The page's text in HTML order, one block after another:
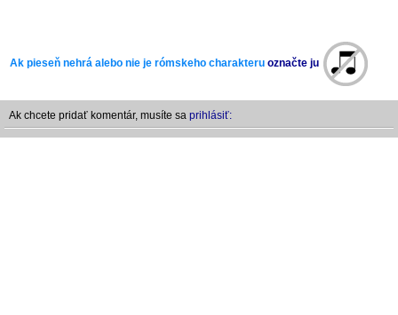
Ak pieseň nehrá alebo nie je rómskeho charakteru označte ju
Ak chcete pridať komentár, musíte sa prihlásiť: